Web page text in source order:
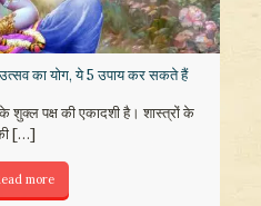
का योग, ये 5 उपाय कर सकते हैं
शुक्ल पक्ष की एकादशी है। शास्त्रों के
[…]
more